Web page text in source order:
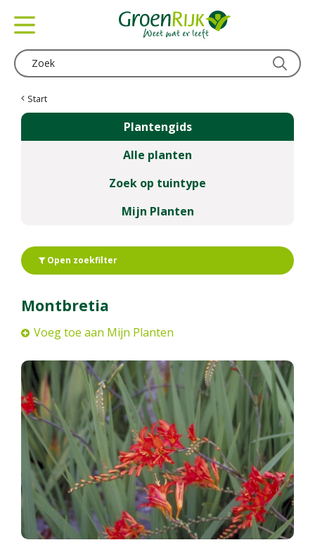
Start
Plantengids
Alle planten
Zoek op tuintype
Mijn Planten
Open zoekfilter
Montbretia
Voeg toe aan Mijn Planten